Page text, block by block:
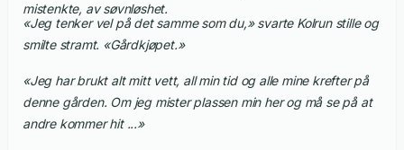
mistenkte, av søvnløshet.
«Jeg tenker vel på det samme som du,» svarte Kolrun stille og
smilte stramt. «Gårdkjøpet.»
«Jeg har brukt alt mitt vett, all min tid og alle mine krefter på
denne gården. Om jeg mister plassen min her og må se på at
andre kommer hit ...»